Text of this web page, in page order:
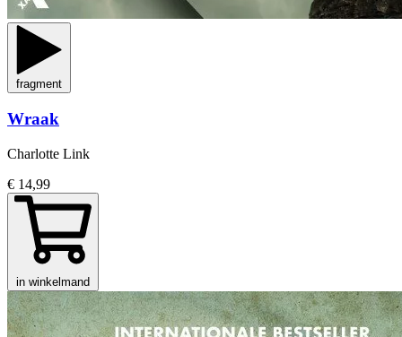
fragment
Wraak
Charlotte Link
€ 14,99
in winkelmand